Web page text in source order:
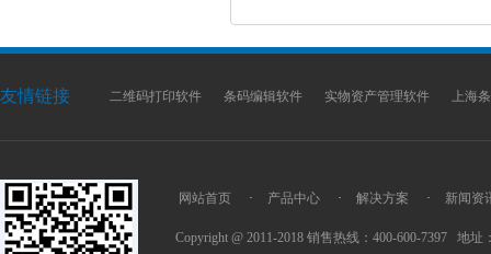
友情链接 二维码打印软件 条码编辑软件 实物资产管理软件 上海
网站首页 · 产品中心 · 解决方案 · 新闻资
Copyright @ 2011-2018 销售热线：400-600-7397 地